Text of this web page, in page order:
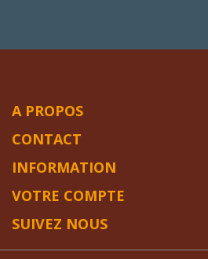
A PROPOS
CONTACT
INFORMATION
VOTRE COMPTE
SUIVEZ NOUS